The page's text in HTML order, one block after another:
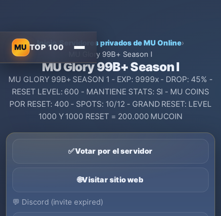
MU TOP 100
Inicio›Servidores privados de MU Online›
MU Glory 99B+ Season I
MU Glory 99B+ Season I
MU GLORY 99B+ SEASON 1 - EXP: 9999x - DROP: 45% -
RESET LEVEL: 600 - MANTIENE STATS: SI - MU COINS
POR RESET: 400 - SPOTS: 10/12 - GRAND RESET: LEVEL
1000 Y 1000 RESET = 200.000 MUCOIN
✅Votar por el servidor
🌐Visitar sitio web
💬 Discord (invite expired)